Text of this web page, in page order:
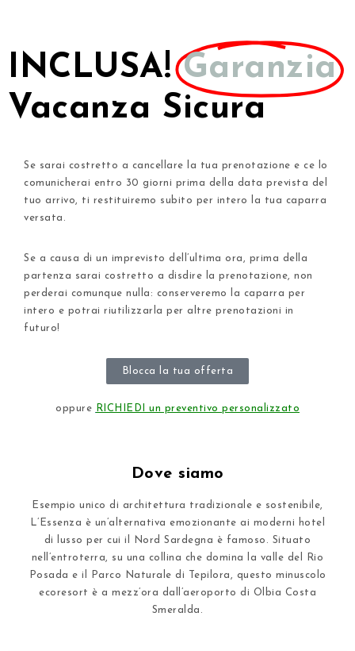
INCLUSA!Garanzia
Vacanza Sicura
Se sarai costretto a cancellare la tua prenotazione e ce lo
comunicherai entro 30 giorni prima della data prevista del
tuo arrivo, ti restituiremo subito per intero la tua caparra
versata.
Se a causa di un imprevisto dell’ultima ora, prima della
partenza sarai costretto a disdire la prenotazione, non
perderai comunque nulla: conserveremo la caparra per
intero e potrai riutilizzarla per altre prenotazioni in
futuro!
Blocca la tua offerta
oppure RICHIEDI un preventivo personalizzato
Dove siamo
Esempio unico di architettura tradizionale e sostenibile,
L’Essenza è un’alternativa emozionante ai moderni hotel
di lusso per cui il Nord Sardegna è famoso. Situato
nell’entroterra, su una collina che domina la valle del Rio
Posada e il Parco Naturale di Tepilora, questo minuscolo
ecoresort è a mezz’ora dall’aeroporto di Olbia Costa
Smeralda.